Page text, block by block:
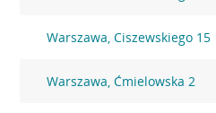
Warszawa, Ciszewskiego 15
Warszawa, Ćmielowska 2